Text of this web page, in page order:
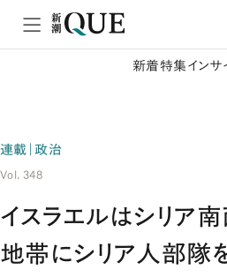
新着特集 インサ
連載｜政治
Vol. 348
イスラエルはシリア
地帯にシリア人部隊